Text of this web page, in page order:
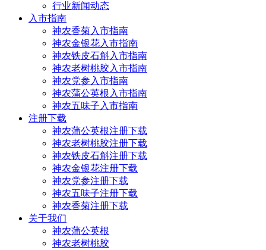
行业新闻动态
入市指南
神农香菊入市指南
神农金银花入市指南
神农铁皮石斛入市指南
神农老树桃胶入市指南
神农党参入市指南
神农蒲公英根入市指南
神农五味子入市指南
注册下载
神农蒲公英根注册下载
神农老树桃胶注册下载
神农铁皮石斛注册下载
神农金银花注册下载
神农党参注册下载
神农五味子注册下载
神农香菊注册下载
关于我们
神农蒲公英根
神农老树桃胶